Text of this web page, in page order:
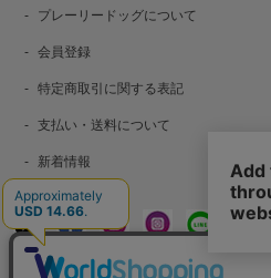
プレーリードッグについて
会員登録
特定商取引に関する表記
支払い・送料について
新着情報